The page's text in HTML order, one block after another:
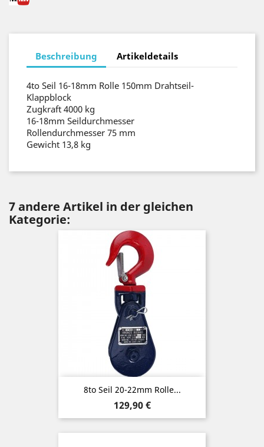
Beschreibung Artikeldetails
4to Seil 16-18mm Rolle 150mm Drahtseil-
Klappblock
Zugkraft 4000 kg
16-18mm Seildurchmesser
Rollendurchmesser 75 mm
Gewicht 13,8 kg
7 andere Artikel in der gleichen
Kategorie:
8to Seil 20-22mm Rolle...
Preis
129,90 €